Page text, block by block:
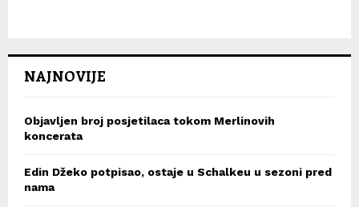
NAJNOVIJE
Objavljen broj posjetilaca tokom Merlinovih
koncerata
Edin Džeko potpisao, ostaje u Schalkeu u sezoni pred
nama